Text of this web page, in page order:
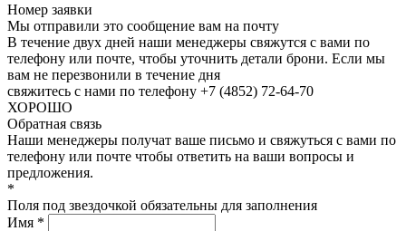
Номер заявки
Мы отправили это сообщение вам на почту
В течение двух дней наши менеджеры свяжутся с вами по
телефону или почте, чтобы уточнить детали брони. Если мы
вам не перезвонили в течение дня
свяжитесь с нами по телефону +7 (4852) 72-64-70
ХОРОШО
Обратная связь
Наши менеджеры получат ваше письмо и свяжуться с вами по
телефону или почте чтобы ответить на ваши вопросы и
предложения.
*
Поля под звездочкой обязательны для заполнения
Имя *